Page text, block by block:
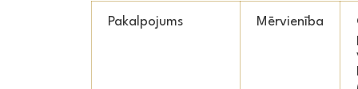
Pakalpojums Mērvienība